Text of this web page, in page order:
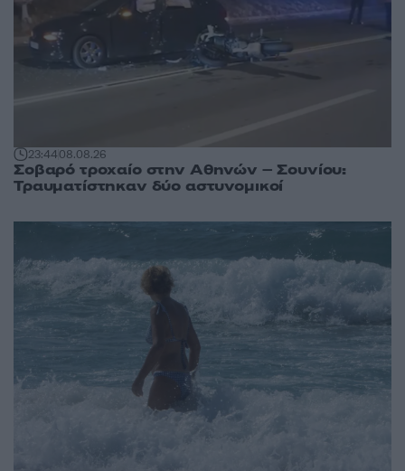
23:4408.08.26
Σοβαρό τροχαίο στην Αθηνών – Σουνίου:
Τραυματίστηκαν δύο αστυνομικοί